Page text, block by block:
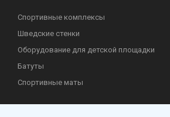
Спортивные комплексы
Шведские стенки
Оборудование для детской площадки
Батуты
Спортивные маты